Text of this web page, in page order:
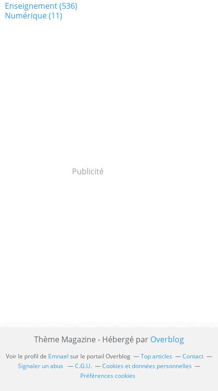
Enseignement(536)
Numérique(11)
Publicité
Thème Magazine - Hébergé par Overblog
Voir le profil de Emnael sur le portail Overblog Top articles
Contact
Signaler un abus
C.G.U.
Cookies et données personnelles
Préférences cookies